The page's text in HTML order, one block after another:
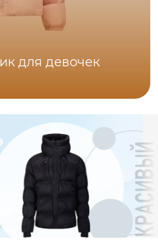
для девочек